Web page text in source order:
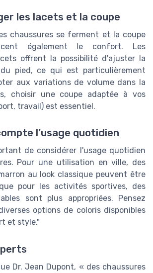
les lacets et la coupe
chaussures se ferment et la coupe
également le confort. Les
offrent la possibilité d'ajuster la
pied, ce qui est particulièrement
aux variations de volume dans la
choisir une coupe adaptée à vos
travail) est essentiel.
l’usage quotidien
de considérer l'usage quotidien
Pour une utilisation en ville, des
au look classique peuvent être
pour les activités sportives, des
sont plus appropriées. Pensez
options de coloris disponibles
et style."
Dr. Jean Dupont, « des chaussures